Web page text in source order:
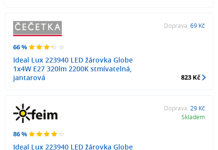
66 %
Ideal Lux 223940 LED žárovka Globe
1x4W E27 320lm 2200K stmívatelná,
jantarová
Doprava: 69 Kč
823 Kč
86 %
Ideal Lux 223940 LED žárovka Globe
Doprava: 29 Kč
Skladem